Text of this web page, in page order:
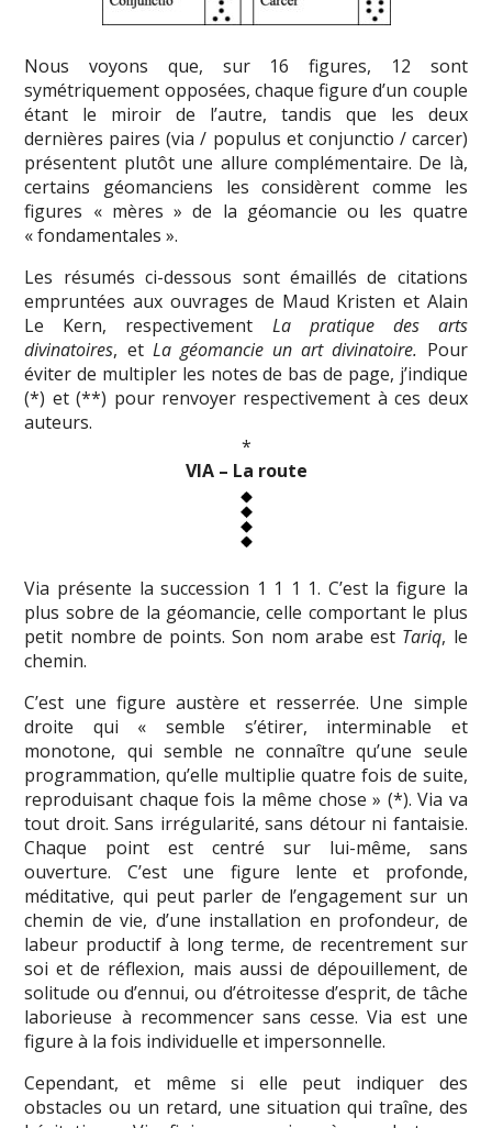
Nous voyons que, sur 16 figures, 12 sont
symétriquement opposées, chaque figure d’un couple
étant le miroir de l’autre, tandis que les deux
dernières paires (via / populus et conjunctio / carcer)
présentent plutôt une allure complémentaire. De là,
certains géomanciens les considèrent comme les
figures « mères » de la géomancie ou les quatre
« fondamentales ».
Les résumés ci-dessous sont émaillés de citations
empruntées aux ouvrages de Maud Kristen et Alain
Le Kern, respectivement La pratique des arts
divinatoires, et La géomancie un art divinatoire. Pour
éviter de multipler les notes de bas de page, j’indique
(*) et (**) pour renvoyer respectivement à ces deux
auteurs.
*
VIA – La route
Via présente la succession 1 1 1 1. C’est la figure la
plus sobre de la géomancie, celle comportant le plus
petit nombre de points. Son nom arabe est Tariq, le
chemin.
C’est une figure austère et resserrée. Une simple
droite qui « semble s’étirer, interminable et
monotone, qui semble ne connaître qu’une seule
programmation, qu’elle multiplie quatre fois de suite,
reproduisant chaque fois la même chose » (*). Via va
tout droit. Sans irrégularité, sans détour ni fantaisie.
Chaque point est centré sur lui-même, sans
ouverture. C’est une figure lente et profonde,
méditative, qui peut parler de l’engagement sur un
chemin de vie, d’une installation en profondeur, de
labeur productif à long terme, de recentrement sur
soi et de réflexion, mais aussi de dépouillement, de
solitude ou d’ennui, ou d’étroitesse d’esprit, de tâche
laborieuse à recommencer sans cesse. Via est une
figure à la fois individuelle et impersonnelle.
Cependant, et même si elle peut indiquer des
obstacles ou un retard, une situation qui traîne, des